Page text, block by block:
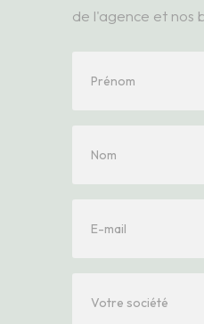
de l'agence et nos